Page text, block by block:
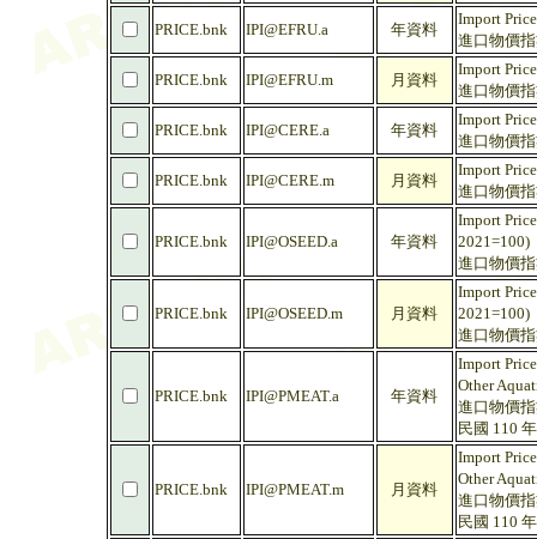
PRICE.bnk IPI@EFRU.a 年資料
Import
進口物價
PRICE.bnk IPI@EFRU.m 月資料
Import
進口物價
PRICE.bnk IPI@CERE.a 年資料
Import
進口物價
PRICE.bnk IPI@CERE.m 月資料
Import
進口物價
PRICE.bnk IPI@OSEED.a 年資料
Import
2021=100)
進口物價
PRICE.bnk IPI@OSEED.m 月資料
Import
2021=100)
進口物價
PRICE.bnk IPI@PMEAT.a 年資料
Import
Other
進口物價
民國 110
PRICE.bnk IPI@PMEAT.m 月資料
Import
Other
進口物價
民國 110